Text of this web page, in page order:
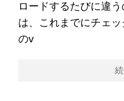
ロードするたびに違
は、これまでにチェ
のv